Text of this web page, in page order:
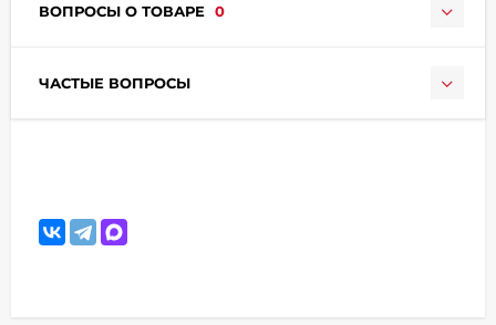
ВОПРОСЫ О ТОВАРЕ 0
ЧАСТЫЕ ВОПРОСЫ
раз в 2 недели